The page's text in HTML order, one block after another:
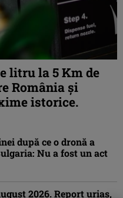
litru la 5 Km de
România și
istorice.
după ce o dronă a
Nu a fost un act
2026. Report uriaș,